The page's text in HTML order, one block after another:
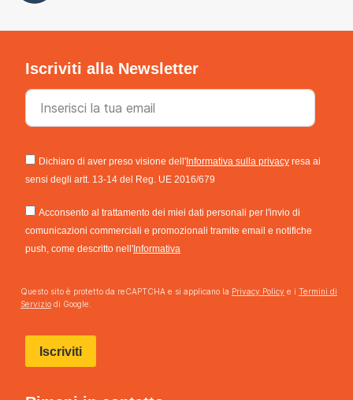
Iscriviti alla Newsletter
Dichiaro di aver preso visione dell' Informativa sulla privacy resa ai
sensi degli artt. 13-14 del Reg. UE 2016/679
Acconsento al trattamento dei miei dati personali per l'invio di
comunicazioni commerciali e promozionali tramite email e notifiche
push, come descritto nell' Informativa
Questo sito è protetto da reCAPTCHA e si applicano la Privacy Policy e i Termini di
Servizio di Google.
Iscriviti